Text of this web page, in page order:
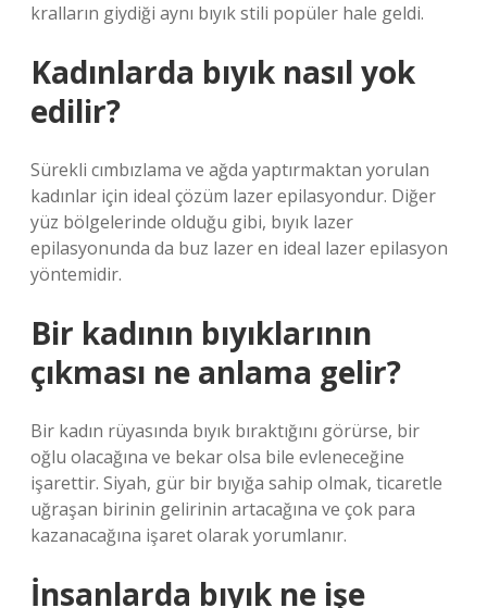
kralların giydiği aynı bıyık stili popüler hale geldi.
Kadınlarda bıyık nasıl yok
edilir?
Sürekli cımbızlama ve ağda yaptırmaktan yorulan
kadınlar için ideal çözüm lazer epilasyondur. Diğer
yüz bölgelerinde olduğu gibi, bıyık lazer
epilasyonunda da buz lazer en ideal lazer epilasyon
yöntemidir.
Bir kadının bıyıklarının
çıkması ne anlama gelir?
Bir kadın rüyasında bıyık bıraktığını görürse, bir
oğlu olacağına ve bekar olsa bile evleneceğine
işarettir. Siyah, gür bir bıyığa sahip olmak, ticaretle
uğraşan birinin gelirinin artacağına ve çok para
kazanacağına işaret olarak yorumlanır.
İnsanlarda bıyık ne işe